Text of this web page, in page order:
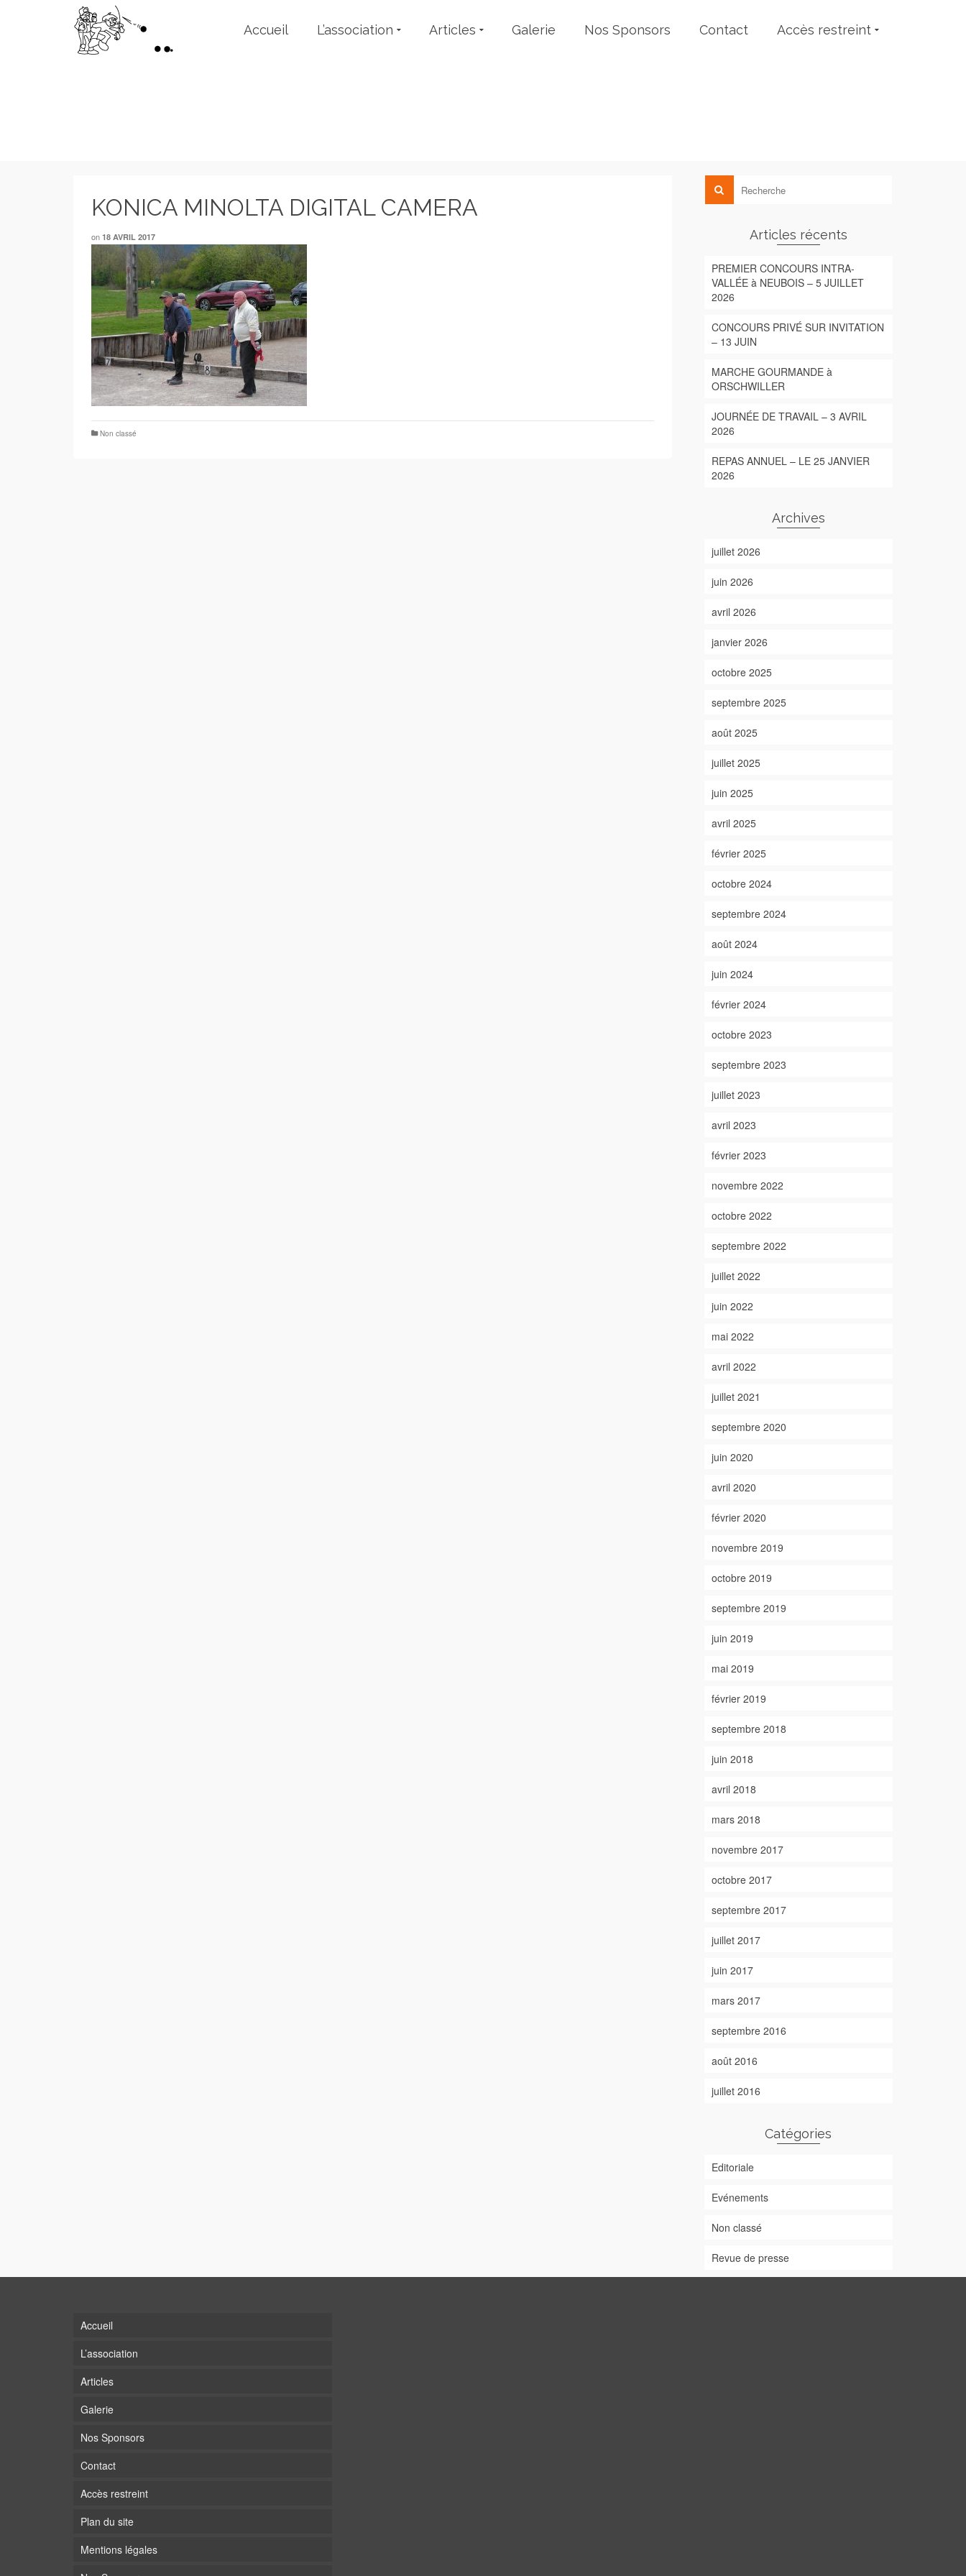
Accueil L’association Articles Galerie Nos Sponsors Contact Accès restreint
KONICA MINOLTA DIGITAL CAMERA
on 18 AVRIL 2017
Non classé
Articles récents
PREMIER CONCOURS INTRA-
VALLÉE à NEUBOIS – 5 JUILLET
2026
CONCOURS PRIVÉ SUR INVITATION
– 13 JUIN
MARCHE GOURMANDE à
ORSCHWILLER
JOURNÉE DE TRAVAIL – 3 AVRIL
2026
REPAS ANNUEL – LE 25 JANVIER
2026
Archives
juillet 2026
juin 2026
avril 2026
janvier 2026
octobre 2025
septembre 2025
août 2025
juillet 2025
juin 2025
avril 2025
février 2025
octobre 2024
septembre 2024
août 2024
juin 2024
février 2024
octobre 2023
septembre 2023
juillet 2023
avril 2023
février 2023
novembre 2022
octobre 2022
septembre 2022
juillet 2022
juin 2022
mai 2022
avril 2022
juillet 2021
septembre 2020
juin 2020
avril 2020
février 2020
novembre 2019
octobre 2019
septembre 2019
juin 2019
mai 2019
février 2019
septembre 2018
juin 2018
avril 2018
mars 2018
novembre 2017
octobre 2017
septembre 2017
juillet 2017
juin 2017
mars 2017
septembre 2016
août 2016
juillet 2016
Catégories
Editoriale
Evénements
Non classé
Revue de presse
Accueil
L’association
Articles
Galerie
Nos Sponsors
Contact
Accès restreint
Plan du site
Mentions légales